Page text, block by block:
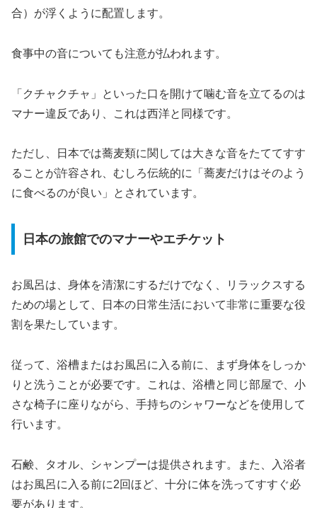
合）が浮くように配置します。
食事中の音についても注意が払われます。
「クチャクチャ」といった口を開けて噛む音を立てるのは
マナー違反であり、これは西洋と同様です。
ただし、日本では蕎麦類に関しては大きな音をたててすす
ることが許容され、むしろ伝統的に「蕎麦だけはそのよう
に食べるのが良い」とされています。
日本の旅館でのマナーやエチケット
お風呂は、身体を清潔にするだけでなく、リラックスする
ための場として、日本の日常生活において非常に重要な役
割を果たしています。
従って、浴槽またはお風呂に入る前に、まず身体をしっか
りと洗うことが必要です。これは、浴槽と同じ部屋で、小
さな椅子に座りながら、手持ちのシャワーなどを使用して
行います。
石鹸、タオル、シャンプーは提供されます。また、入浴者
はお風呂に入る前に2回ほど、十分に体を洗ってすすぐ必
要があります。